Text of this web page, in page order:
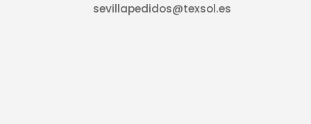
sevillapedidos@texsol.es